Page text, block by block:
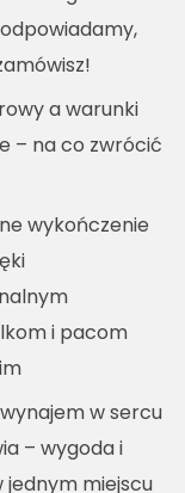
a warunki
– na co zwrócić
wykończenie
i pacom
w sercu
– wygoda i
jednym miejscu